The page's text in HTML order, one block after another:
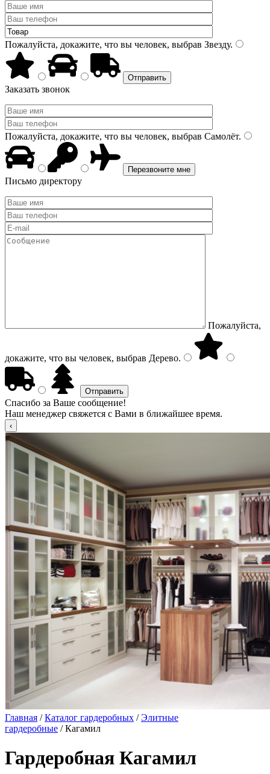
Пожалуйста, докажите, что вы человек, выбрав Звезду.
Заказать звонок
Пожалуйста, докажите, что вы человек, выбрав Самолёт.
Письмо директору
Пожалуйста,
докажите, что вы человек, выбрав Дерево.
Спасибо за Ваше сообщение!
Наш менеджер свяжется с Вами в ближайшее время.
Главная /Каталог гардеробных /Элитные
гардеробные / Кагамил
Гардеробная Кагамил